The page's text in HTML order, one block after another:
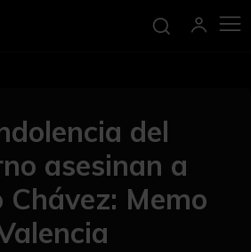
del
asesinan a
Chávez: Memo